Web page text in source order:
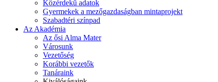
Közérdekű adatok
Gyermekek a mezőgazdaságban mintaprojekt
Szabadtéri színpad
Az Akadémia
Az ősi Alma Mater
Városunk
Vezetőség
Korábbi vezetők
Tanáraink